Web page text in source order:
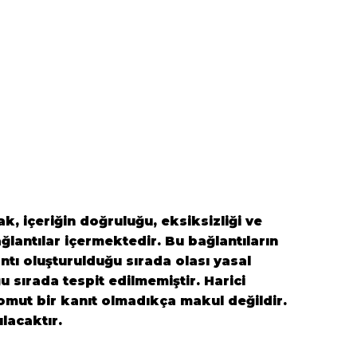
içeriğin doğruluğu, eksiksizliği ve
içermektedir. Bu bağlantıların
oluşturulduğu sırada olası yasal
sırada tespit edilmemiştir. Harici
bir kanıt olmadıkça makul değildir.